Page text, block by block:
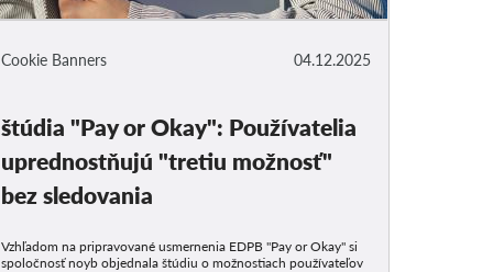
04.12.2025
Cookie Banners
štúdia "Pay or Okay": Používatelia
uprednostňujú "tretiu možnosť"
bez sledovania
Vzhľadom na pripravované usmernenia EDPB "Pay or Okay" si
spoločnosť noyb objednala štúdiu o možnostiach používateľov